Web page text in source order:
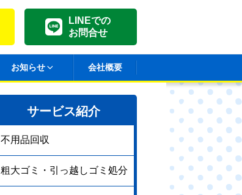
LINEでの
お問合せ
お知らせ 会社概要
サービス紹介
不用品回収
粗大ゴミ・引っ越しゴミ処分